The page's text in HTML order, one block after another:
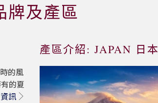
牌及產區
的風
的夏
訊
產區介紹: JAPAN 日本